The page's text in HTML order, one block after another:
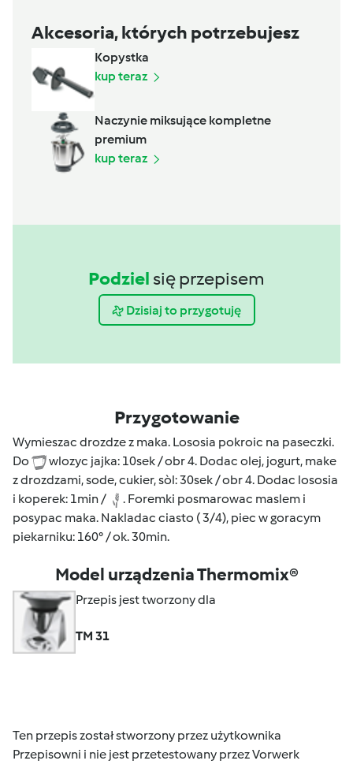
Akcesoria, których potrzebujesz
Kopystka
kup teraz
Naczynie miksujące kompletne
premium
kup teraz
Podziel się przepisem
Dzisiaj to przygotuję
Przygotowanie
Wymieszac drozdze z maka. Lososia pokroic na paseczki.
Do
wlozyc jajka: 10sek / obr 4. Dodac olej, jogurt, make
z drozdzami, sode, cukier, sòl: 30sek / obr 4. Dodac lososia
i koperek: 1min /
. Foremki posmarowac maslem i
posypac maka. Nakladac ciasto ( 3/4), piec w goracym
piekarniku: 160° / ok. 30min.
Model urządzenia Thermomix®
Przepis jest tworzony dla
TM 31
Ten przepis został stworzony przez użytkownika
Przepisowni i nie jest przetestowany przez Vorwerk